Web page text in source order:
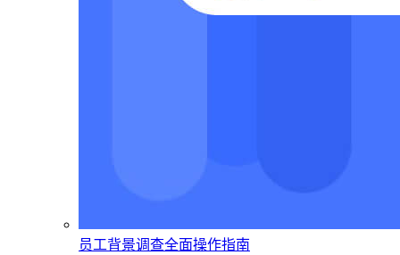
员工背景调查全面操作指南